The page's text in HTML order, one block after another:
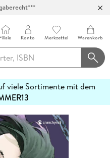
Filiale Konto Merkzettel Warenkorb
viele Sortimente mit dem